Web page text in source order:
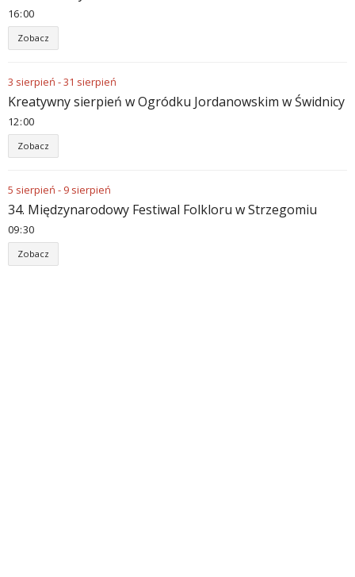
16 00
Zobacz
3 sierpień -31 sierpień
Kreatywny sierpień w Ogródku Jordanowskim w Świdnicy
12 00
Zobacz
5 sierpień - 9 sierpień
34. Międzynarodowy Festiwal Folkloru w Strzegomiu
09 30
Zobacz